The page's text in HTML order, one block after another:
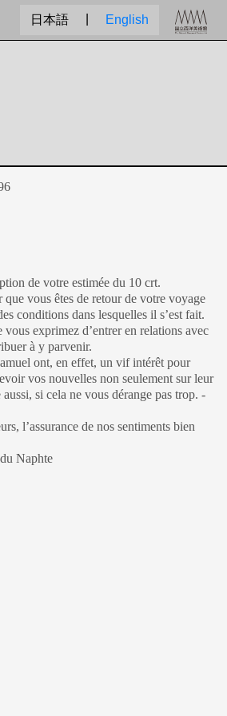
日本語 English
de votre estimée du 10 crt.
êtes de retour de votre voyage
conditions dans lesquelles il s’est fait.
exprimez d’entrer en relations avec
à y parvenir.
ont, en effet, un vif intérêt pour
vos nouvelles non seulement sur leur
si cela ne vous dérange pas trop. -
l’assurance de nos sentiments bien
Naphte